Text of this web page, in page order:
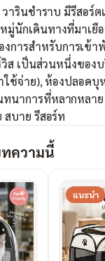
ารินชำราบ มีรีสอ
มู่นักเดินทางที่มาเยื
ารสำหรับการเข้า
ส เป็นส่วนหนึ่งของ
ใช้จ่าย), ห้องปลอด
นาการที่หลากหลา
บาย รีสอร์ท
ความนี้
แนะนำ